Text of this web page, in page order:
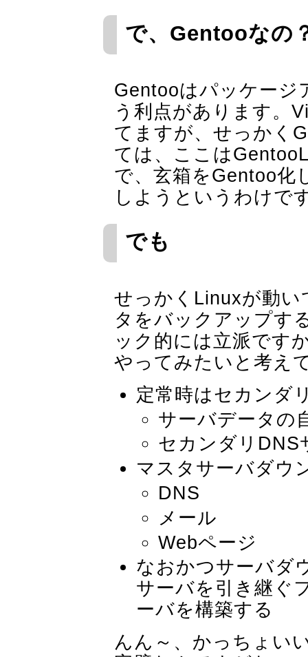
で、Gentooなの
Gentooはパッケージ
う利点があります。
てますが、せっかく
ては、ここは
で、玄箱をGentoo化
しようというわけで
でも
せっかくLinuxが動
タをバックアップす
ック的には立派です
やってみたいと考え
定常時はセカンダ
サーバデータの
セカンダリDNS
マスタサーバダウ
DNS
メール
Webページ
なおかつサーバダ
サーバを引き継ぐ
ーバを構築する
んん～、かっちょい